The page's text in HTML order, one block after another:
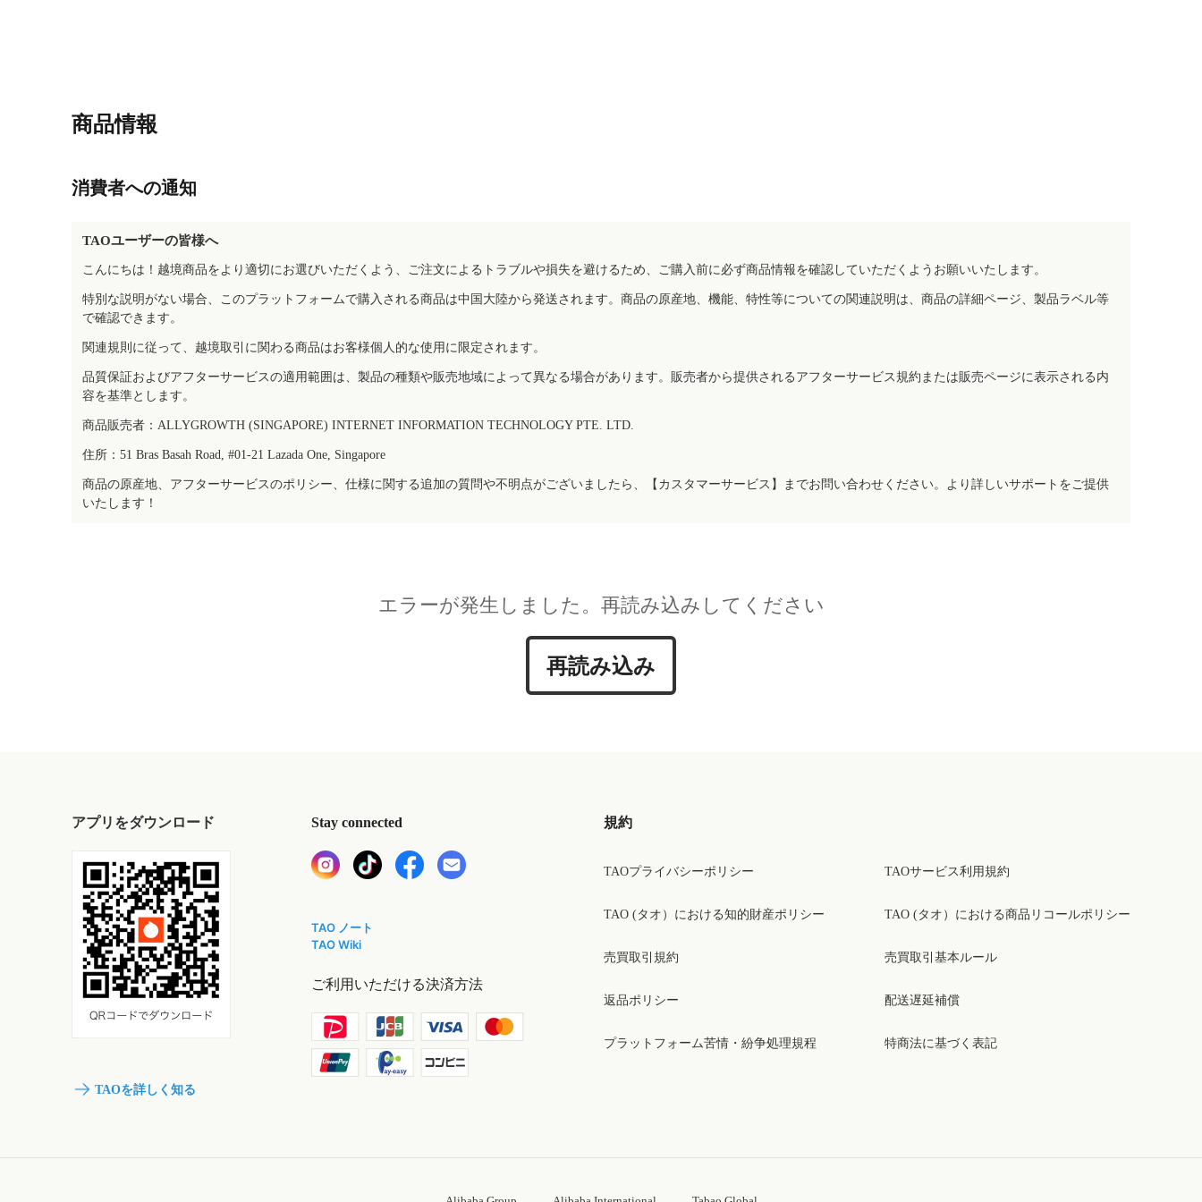
商品情報
消費者への通知
TAOユーザーの皆様へ
こんにちは！越境商品をより適切にお選びいただくよう、ご注文によるトラブルや損失を避けるため、ご購入前に必ず商品情報を確認していただくようお願いいたします。
特別な説明がない場合、このプラットフォームで購入される商品は中国大陸から発送されます。商品の原産地、機能、特性等についての関連説明は、商品の詳細ページ、製品ラベル等
で確認できます。
関連規則に従って、越境取引に関わる商品はお客様個人的な使用に限定されます。
品質保証およびアフターサービスの適用範囲は、製品の種類や販売地域によって異なる場合があります。販売者から提供されるアフターサービス規約または販売ページに表示される内
容を基準とします。
商品販売者：ALLYGROWTH (SINGAPORE) INTERNET INFORMATION TECHNOLOGY PTE. LTD.
住所：51 Bras Basah Road, #01-21 Lazada One, Singapore
商品の原産地、アフターサービスのポリシー、仕様に関する追加の質問や不明点がございましたら、【カスタマーサービス】までお問い合わせください。より詳しいサポートをご提供
いたします！
エラーが発生しました。再読み込みしてください
再読み込み
アプリをダウンロード
TAOを詳しく知る
Stay connected
TAO ノート
TAO Wiki
ご利用いただける決済方法
規約
TAOプライバシーポリシー
TAO (タオ）における知的財産ポリシー
売買取引規約
返品ポリシー
プラットフォーム苦情・紛争処理規程
TAOサービス利用規約
TAO (タオ）における商品リコールポリシー
売買取引基本ルール
配送遅延補償
特商法に基づく表記